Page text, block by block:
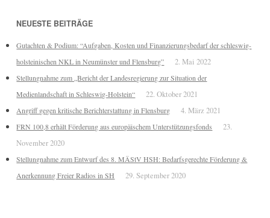
NEUESTE BEITRÄGE
Gutachten & Podium: “Aufgaben, Kosten und Finanzierungsbedarf der schleswig-
holsteinischen NKL in Neumünster und Flensburg”
2. Mai 2022
Stellungnahme zum „Bericht der Landesregierung zur Situation der
Medienlandschaft in Schleswig-Holstein“
22. Oktober 2021
Angriff gegen kritische Berichterstattung in Flensburg 4. März 2021
FRN 100,8 erhält Förderung aus europäischem Unterstützungsfonds
23.
November 2020
Stellungnahme zum Entwurf des 8. MÄStV HSH: Bedarfsgerechte Förderung &
Anerkennung Freier Radios in SH
29. September 2020